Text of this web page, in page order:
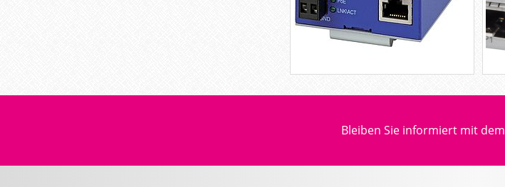
Bleiben Sie informiert mit dem